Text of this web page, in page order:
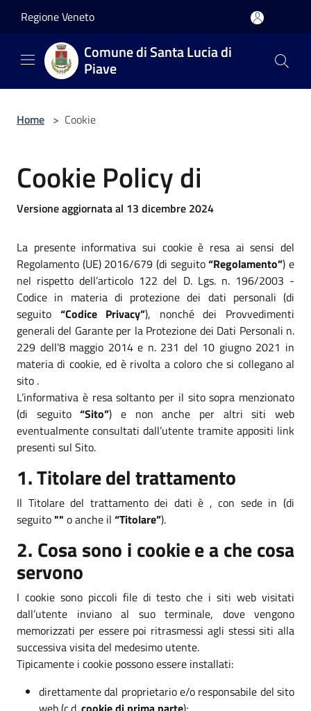
Regione Veneto
Comune di Santa Lucia di
Piave
Home > Cookie
Cookie Policy di
Versione aggiornata al 13 dicembre 2024
La presente informativa sui cookie è resa ai sensi del
Regolamento (UE) 2016/679 (di seguito“Regolamento”) e
nel rispetto dell’articolo 122 del D. Lgs. n. 196/2003 -
Codice in materia di protezione dei dati personali (di
seguito “Codice Privacy”), nonché dei Provvedimenti
generali del Garante per la Protezione dei Dati Personali n.
229 dell’8 maggio 2014 e n. 231 del 10 giugno 2021 in
materia di cookie, ed è rivolta a coloro che si collegano al
sito .
L’informativa è resa soltanto per il sito sopra menzionato
(di seguito“Sito”) e non anche per altri siti web
eventualmente consultati dall’utente tramite appositi link
presenti sul Sito.
1. Titolare del trattamento
Il Titolare del trattamento dei dati è , con sede in (di
seguito"" o anche il “Titolare”).
2. Cosa sono i cookie e a che cosa
servono
I cookie sono piccoli file di testo che i siti web visitati
dall’utente inviano al suo terminale, dove vengono
memorizzati per essere poi ritrasmessi agli stessi siti alla
successiva visita del medesimo utente.
Tipicamente i cookie possono essere installati:
direttamente dal proprietario e/o responsabile del sito